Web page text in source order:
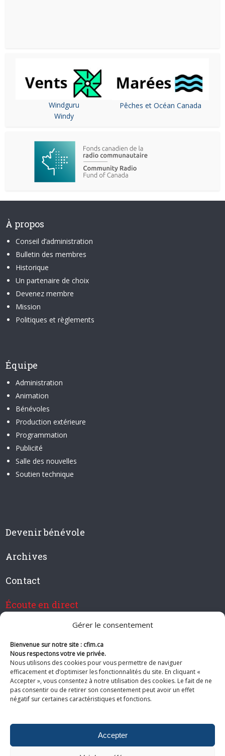
Gérer le consentement
Bienvenue sur notre site : cfim.ca
Nous respectons votre vie privée.
Nous utilisons des cookies pour vous permettre de naviguer
efficacement et d’optimiser les fonctionnalités du site. En cliquant «
Accepter », vous consentez à notre utilisation des cookies. Le fait de ne
pas consentir ou de retirer son consentement peut avoir un effet
négatif sur certaines caractéristiques et fonctions.
Accepter
Windguru
Windy
Pêches et Océan Canada
À propos
Conseil d’administration
Bulletin des membres
Historique
Un partenaire de choix
Devenez membre
Mission
Politiques et règlements
Équipe
Administration
Animation
Bénévoles
Production extérieure
Programmation
Publicité
Salle des nouvelles
Soutien technique
Devenir bénévole
Archives
Contact
Écoute en direct
Devenir membre de CFIM
Suivez-nous